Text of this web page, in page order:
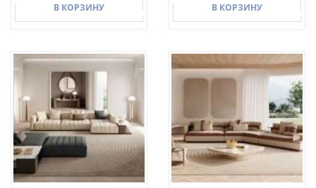
В КОРЗИНУ
В КОРЗИНУ
В КОРЗИНУ